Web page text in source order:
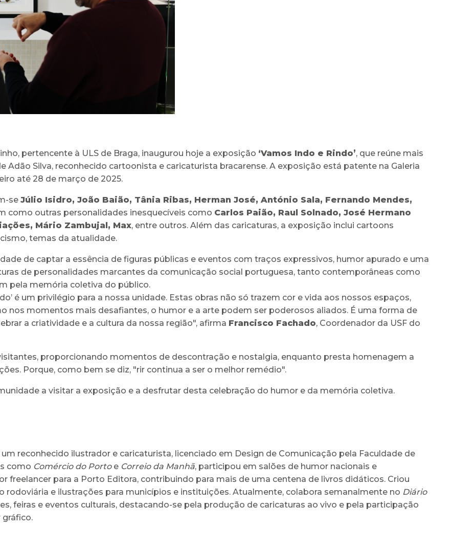
pertencente à ULS de Braga, inaugurou hoje a exposição ‘Vamos Indo e Rindo’, que reúne mais
Adão Silva, reconhecido cartoonista e caricaturista bracarense. A exposição está patente na Galeria
até 28 de março de 2025.
se Júlio Isidro, João Baião, Tânia Ribas, Herman José, António Sala, Fernando Mendes,
como outras personalidades inesquecíveis como Carlos Paião, Raul Solnado, José Hermano
Mário Zambujal, Max, entre outros. Além das caricaturas, a exposição inclui cartoons
temas da atualidade.
de captar a essência de figuras públicas e eventos com traços expressivos, humor apurado e uma
de personalidades marcantes da comunicação social portuguesa, tanto contemporâneas como
pela memória coletiva do público.
é um privilégio para a nossa unidade. Estas obras não só trazem cor e vida aos nossos espaços,
nos momentos mais desafiantes, o humor e a arte podem ser poderosos aliados. É uma forma de
a criatividade e a cultura da nossa região", afirma Francisco Fachado, Coordenador da USF do
proporcionando momentos de descontração e nostalgia, enquanto presta homenagem a
Porque, como bem se diz, "rir continua a ser o melhor remédio".
a visitar a exposição e a desfrutar desta celebração do humor e da memória coletiva.
um reconhecido ilustrador e caricaturista, licenciado em Design de Comunicação pela Faculdade de
como Comércio do Portoe Correio da Manhã, participou em salões de humor nacionais e
freelancer para a Porto Editora, contribuindo para mais de uma centena de livros didáticos. Criou
e ilustrações para municípios e instituições. Atualmente, colabora semanalmente no Diário
feiras e eventos culturais, destacando-se pela produção de caricaturas ao vivo e pela participação